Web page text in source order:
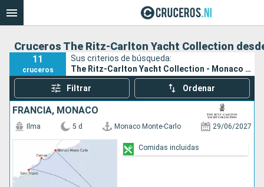
Cruceros The Ritz-Carlton Yacht Collection
11
cruceros
Sus criterios de búsqueda:
The Ritz-Carlton Yacht Collection - Monaco Monte-Carlo
Filtrar Ordenar
FRANCIA, MONACO
Ilma 5 d Monaco Monte-Carlo 29/06/2027
Comidas incluidas